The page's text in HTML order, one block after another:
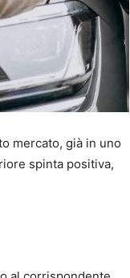
mercato, già in uno
spinta positiva,